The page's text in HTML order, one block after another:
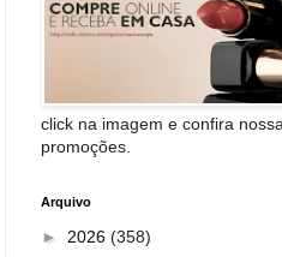
click na imagem e confira
promoções.
Arquivo
► 2026 (358)